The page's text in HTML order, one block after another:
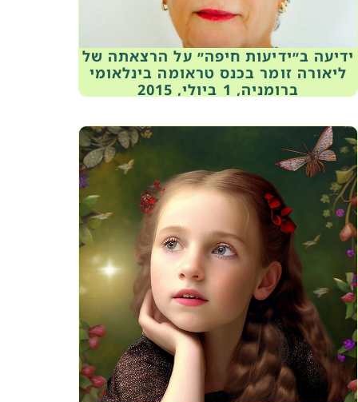
ידיעה ב״ידיעות חיפה״ על הרצאתה של
ליאורה זומר בכנס טראומה בינלאומי
ברומניה, 1 ביולי, 2015